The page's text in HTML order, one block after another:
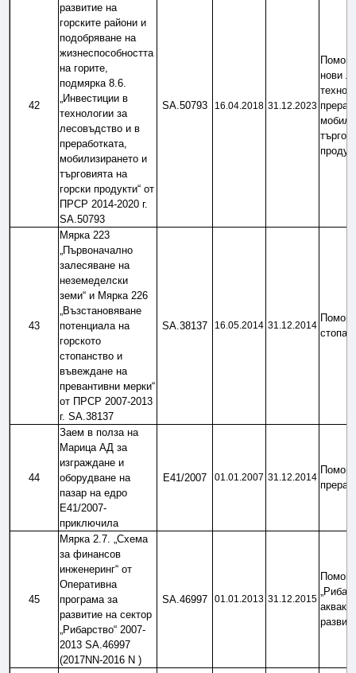
42
развитие на
горските райони и
подобряване на
жизнеспособността
на горите,
подмярка 8.6.
„Инвестиции в
технологии за
лесовъдство и в
преработката,
мобилизирането и
търговията на
горски продукти“ от
ПРСР 2014-2020 г.
SA.50793
SA.50793 16.04.2018 31.12.2023
Помощ
нови
43
Мярка 223
„Първоначално
залесяване на
неземеделски
земи“ и Мярка 226
„Възстановяване
потенциала на
горското
стопанство и
въвеждане на
превантивни мерки“
от ПРСР 2007-2013
г. SA.38137
SA.38137 16.05.2014 31.12.2014
Помощ
44
Заем в полза на
Марица АД за
изграждане и
оборудване на
пазар на едро
Е41/2007-
приключила
Е41/2007 01.01.2007 31.12.2014
Помощ
45
Мярка 2.7. „Схема
за финансов
инженеринг“ от
Оперативна
програма за
развитие на сектор
„Рибарство“ 2007-
2013 SA.46997
(2017NN-2016 N )
SA.46997 01.01.2013 31.12.2015
Помощ